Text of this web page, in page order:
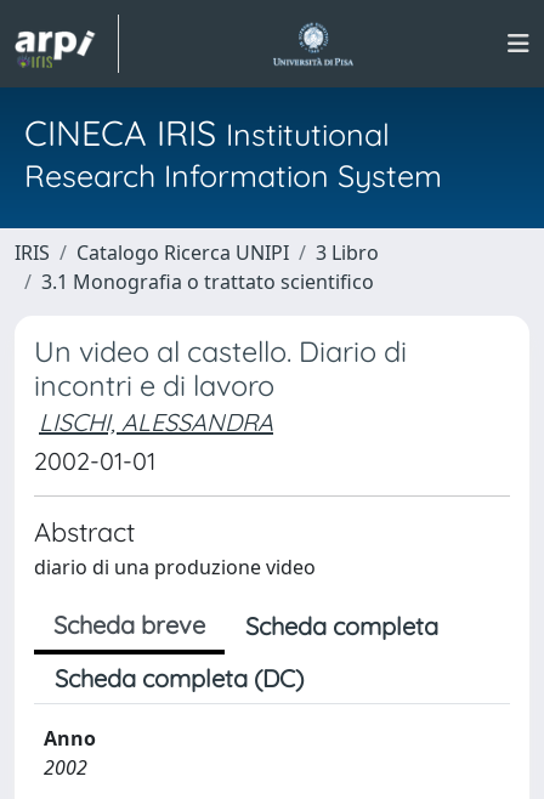
CINECA IRIS Institutional
Research Information System
IRIS Catalogo Ricerca UNIPI
3 Libro
3.1 Monografia o trattato scientifico
Un video al castello. Diario di
incontri e di lavoro
LISCHI, ALESSANDRA
2002-01-01
Abstract
diario di una produzione video
Scheda breve
Scheda completa
Scheda completa (DC)
Anno
2002